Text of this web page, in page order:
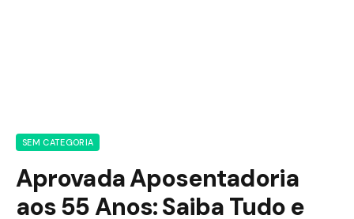
SEM CATEGORIA
Aprovada Aposentadoria
aos 55 Anos: Saiba Tudo e